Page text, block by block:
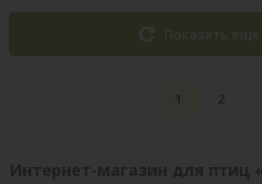
Показать еще
1 2